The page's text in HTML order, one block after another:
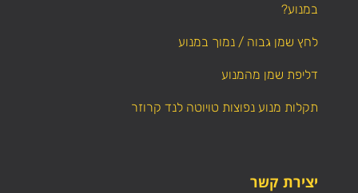
במנוע?
לחץ שמן גבוה / נמוך במנוע
דליפת שמן מהמנוע
תקלות מנוע נפוצות טויוטה לנד קרוזר
יצירת קשר